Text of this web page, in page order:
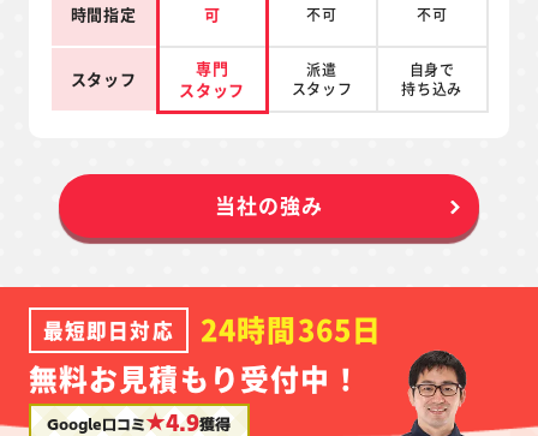
時間指定 可 不可 不可
スタッフ
専門
スタッフ
派遣
スタッフ
自身で
持ち込み
当社の強み
最短即日対応
24時間365日
無料お見積もり受付中！
Google口コミ★4.9獲得